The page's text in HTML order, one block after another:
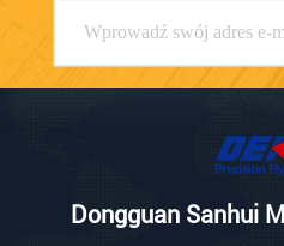
Dongguan Sanhui